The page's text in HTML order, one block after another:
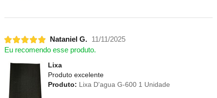
Nataniel G.
11/11/2025
Eu recomendo esse produto.
Lixa
Produto excelente
Produto: Lixa D'agua G-600 1 Unidade